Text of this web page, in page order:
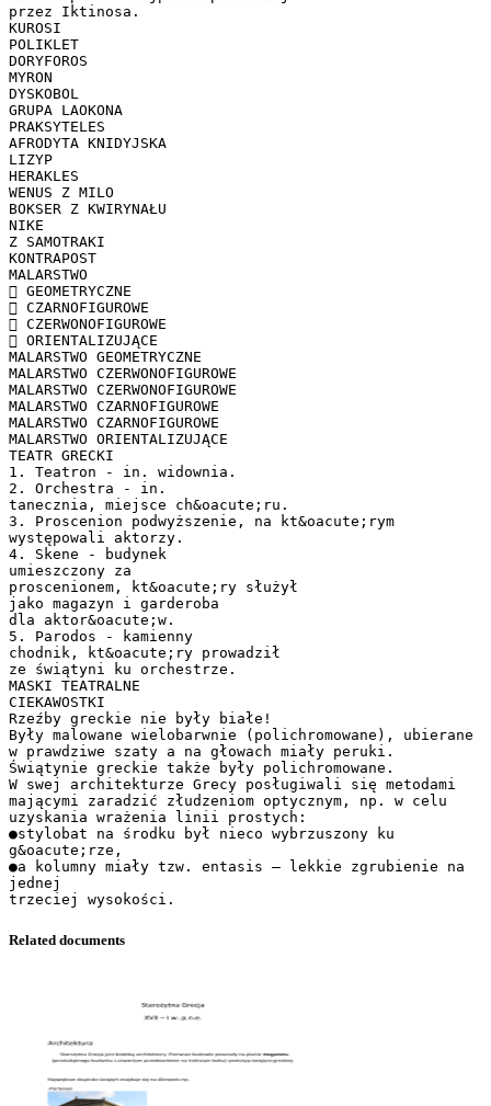
przez Iktinosa.
KUROSI
POLIKLET
DORYFOROS
MYRON
DYSKOBOL
GRUPA LAOKONA
PRAKSYTELES
AFRODYTA KNIDYJSKA
LIZYP
HERAKLES
WENUS Z MILO
BOKSER Z KWIRYNAŁU
NIKE
Z SAMOTRAKI
KONTRAPOST
MALARSTWO
 GEOMETRYCZNE
 CZARNOFIGUROWE
 CZERWONOFIGUROWE
 ORIENTALIZUJĄCE
MALARSTWO GEOMETRYCZNE
MALARSTWO CZERWONOFIGUROWE
MALARSTWO CZERWONOFIGUROWE
MALARSTWO CZARNOFIGUROWE
MALARSTWO CZARNOFIGUROWE
MALARSTWO ORIENTALIZUJĄCE
TEATR GRECKI
1. Teatron - in. widownia.
2. Orchestra - in.
tanecznia, miejsce ch&oacute;ru.
3. Proscenion podwyższenie, na kt&oacute;rym
występowali aktorzy.
4. Skene - budynek
umieszczony za
proscenionem, kt&oacute;ry służył
jako magazyn i garderoba
dla aktor&oacute;w.
5. Parodos - kamienny
chodnik, kt&oacute;ry prowadził
ze świątyni ku orchestrze.
MASKI TEATRALNE
CIEKAWOSTKI
Rzeźby greckie nie były białe!
Były malowane wielobarwnie (polichromowane), ubierane
w prawdziwe szaty a na głowach miały peruki.
Świątynie greckie także były polichromowane.
W swej architekturze Grecy posługiwali się metodami
mającymi zaradzić złudzeniom optycznym, np. w celu
uzyskania wrażenia linii prostych:
●stylobat na środku był nieco wybrzuszony ku
g&oacute;rze,
●a kolumny miały tzw. entasis – lekkie zgrubienie na
jednej
Related documents